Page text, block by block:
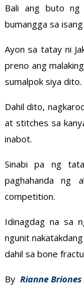
Bali ang buto ng
bumangga sa
Ayon sa tatay ni
preno ang
sumalpok siya dito.
Dahil dito,
at stitches sa
inabot.
Sinabi pa ng
paghahanda ng
competition.
Idinagdag na sa
ngunit
dahil sa bone
By Rianne Briones